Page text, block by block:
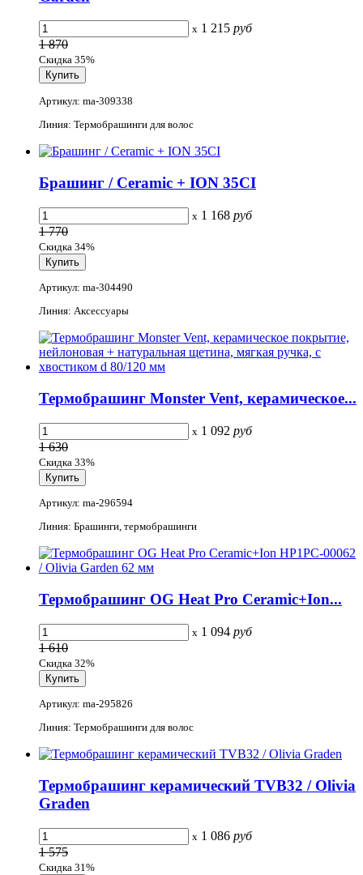
x 1 215 руб
1 870
Скидка 35%
Артикул: ma-309338
Линия: Термобрашинги для волос
Брашинг / Ceramic + ION 35CI
x 1 168 руб
1 770
Скидка 34%
Артикул: ma-304490
Линия: Аксессуары
Термобрашинг Monster Vent, керамическое...
x 1 092 руб
1 630
Скидка 33%
Артикул: ma-296594
Линия: Брашинги, термобрашинги
Термобрашинг OG Heat Pro Ceramic+Ion...
x 1 094 руб
1 610
Скидка 32%
Артикул: ma-295826
Линия: Термобрашинги для волос
Термобрашинг керамический TVB32 / Olivia
Graden
x 1 086 руб
1 575
Скидка 31%